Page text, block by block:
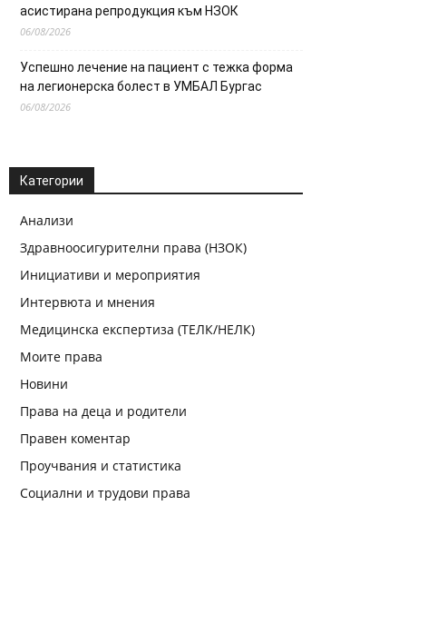
асистирана репродукция към НЗОК
06/08/2026
Успешно лечение на пациент с тежка форма
на легионерска болест в УМБАЛ Бургас
06/08/2026
Категории
Анализи
Здравноосигурителни права (НЗОК)
Инициативи и мероприятия
Интервюта и мнения
Медицинска експертиза (ТЕЛК/НЕЛК)
Моите права
Новини
Права на деца и родители
Правен коментар
Проучвания и статистика
Социални и трудови права